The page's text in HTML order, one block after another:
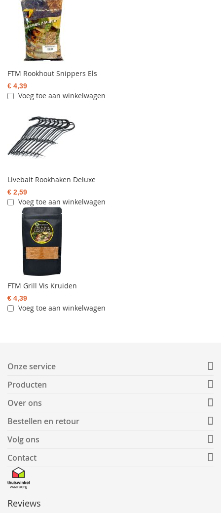
FTM Rookhout Snippers Els
€ 4,39
Voeg toe aan winkelwagen
Livebait Rookhaken Deluxe
€ 2,59
Voeg toe aan winkelwagen
FTM Grill Vis Kruiden
€ 4,39
Voeg toe aan winkelwagen
Onze service
Producten
Over ons
Bestellen en retour
Volg ons
Contact
Reviews